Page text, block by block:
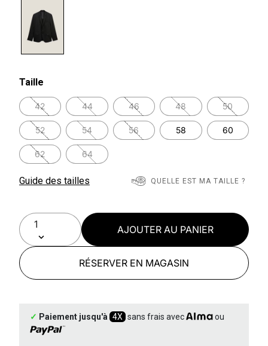
Taille
42 44 46 48 50
52 54 56 58 60
62 64
Guide des tailles QUELLE EST MA TAILLE ?
AJOUTER AU PANIER
RÉSERVER EN MAGASIN
✓ Paiement jusqu'à 4X sans frais avec ou